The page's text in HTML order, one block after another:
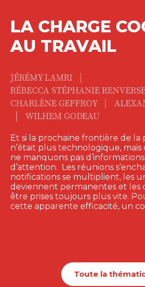
LA CHARGE
AU TRAVAIL
JÉRÉMY LAMRI
RÉBECCA STÉPHANIE
CHARLÈNE GEFFROY
WILHEM GODEAU
Et si la prochaine frontière de la
n’était plus technologique, mais
ne manquons pas
d’attention. Les réunions
notifications se multiplient, les
deviennent permanentes et les
être prises toujours plus vite.
cette apparente efficacité, un
Toute la